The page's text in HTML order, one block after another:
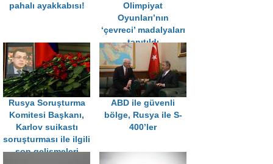
pahalı ayakkabısı!
Olimpiyat
Oyunları’nın
‘çevreci’ madalyaları
tanıtıldı
Rusya Soruşturma
Komitesi Başkanı,
Karlov suikastı
soruşturması ile ilgili
son gelişmeleri
ABD ile güvenli
bölge, Rusya ile S-
400’ler